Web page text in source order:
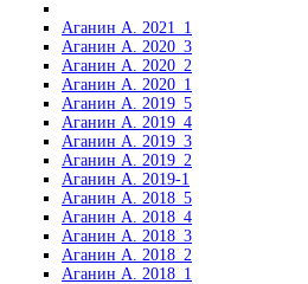
Аганин А. 2021_1
Аганин А. 2020_3
Аганин А. 2020_2
Аганин А. 2020_1
Аганин А. 2019_5
Аганин А. 2019_4
Аганин А. 2019_3
Аганин А. 2019_2
Аганин А. 2019-1
Аганин А. 2018_5
Аганин А. 2018_4
Аганин А. 2018_3
Аганин А. 2018_2
Аганин А. 2018_1